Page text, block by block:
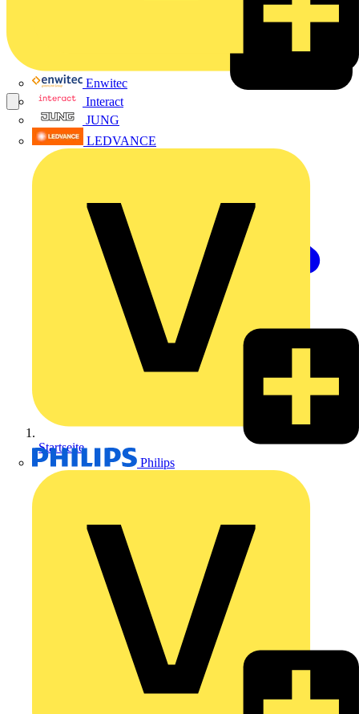
Enwitec
Interact
JUNG
LEDVANCE
Philips
Startseite